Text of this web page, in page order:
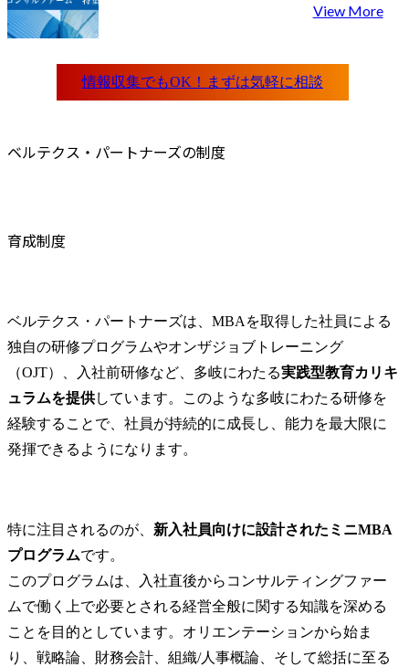
View More
ベルテクス・パートナーズの制度
育成制度
ベルテクス・パートナーズは、MBAを取得した社員による
独自の研修プログラムやオンザジョブトレーニング
（OJT）、入社前研修など、多岐にわたる実践型教育カリキ
ュラムを提供しています。このような多岐にわたる研修を
経験することで、社員が持続的に成長し、能力を最大限に
発揮できるようになります。
特に注目されるのが、 新入社員向けに設計されたミニMBA
プログラムです。
このプログラムは、入社直後からコンサルティングファー
ムで働く上で必要とされる経営全般に関する知識を深める
ことを目的としています。オリエンテーションから始ま
り、戦略論、財務会計、組織/人事概論、そして総括に至る